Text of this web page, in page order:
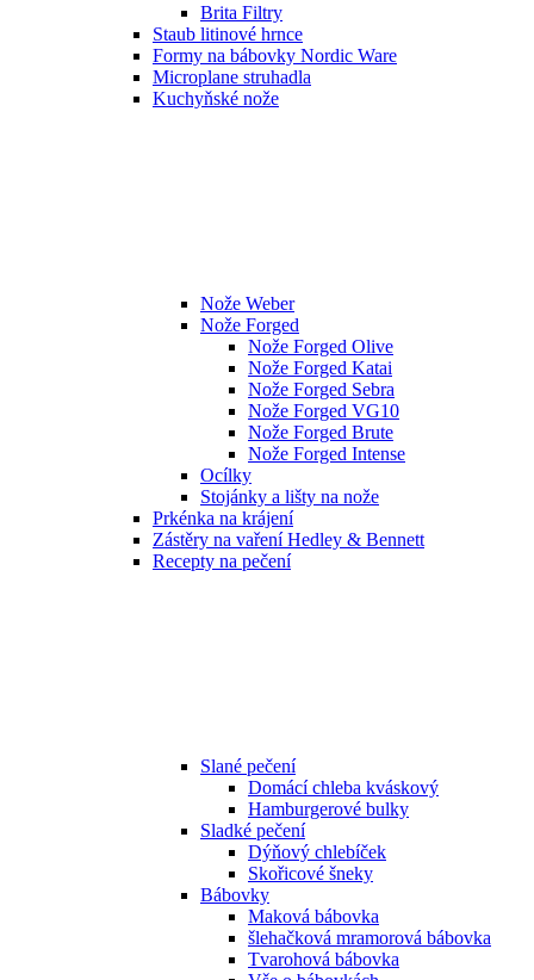
Brita Filtry
Staub litinové hrnce
Formy na bábovky Nordic Ware
Microplane struhadla
Kuchyňské nože
Nože Weber
Nože Forged
Nože Forged Olive
Nože Forged Katai
Nože Forged Sebra
Nože Forged VG10
Nože Forged Brute
Nože Forged Intense
Ocílky
Stojánky a lišty na nože
Prkénka na krájení
Zástěry na vaření Hedley & Bennett
Recepty na pečení
Slané pečení
Domácí chleba kváskový
Hamburgerové bulky
Sladké pečení
Dýňový chlebíček
Skořicové šneky
Bábovky
Maková bábovka
šlehačková mramorová bábovka
Tvarohová bábovka